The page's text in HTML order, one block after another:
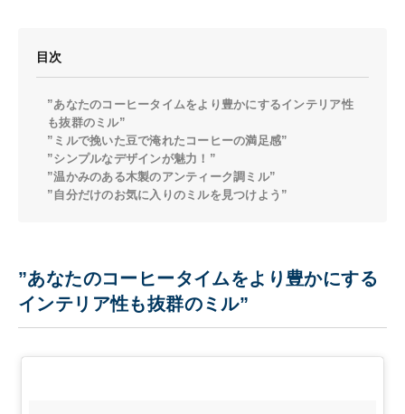
目次
”あなたのコーヒータイムをより豊かにするインテリア性
も抜群のミル”
”ミルで挽いた豆で淹れたコーヒーの満足感”
”シンプルなデザインが魅力！”
”温かみのある木製のアンティーク調ミル”
”自分だけのお気に入りのミルを見つけよう”
”あなたのコーヒータイムをより豊かにする
インテリア性も抜群のミル”